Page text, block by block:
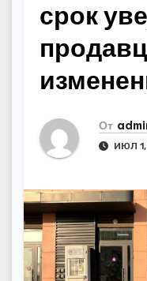
срок
От
ИЮЛ